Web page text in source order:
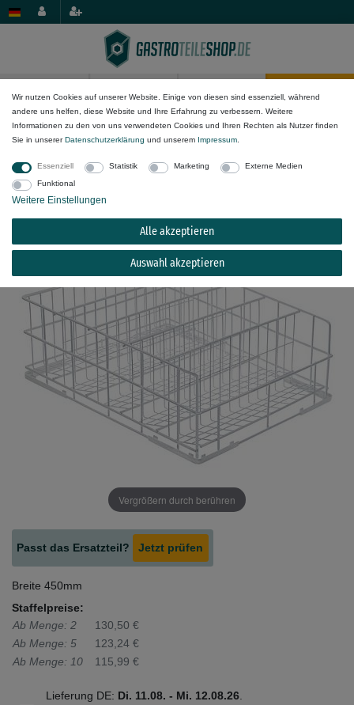
Mechanik-Komponenten
Spül- & Fritteusenkörbe
Gläserkorb Höhe 170mm Reihenabstand 80mm
5-reihig Länge 450mm
Vergrößern durch berühren
Passt das Ersatzteil? Jetzt prüfen
Breite 450mm
Staffelpreise:
Ab Menge: 2
130,50 €
Ab Menge: 5
123,24 €
Ab Menge: 10
115,99 €
Lieferung DE: Di. 11.08. - Mi. 12.08.26
Wir nutzen Cookies auf unserer Website. Einige von diesen sind essenziell, während
andere uns helfen, diese Website und Ihre Erfahrung zu verbessern. Weitere
Informationen zu den von uns verwendeten Cookies und Ihren Rechten als Nutzer finden
Sie in unsererDaten­schutz­erklärung und unserem Impressum
Essenziell Statistik Marketing
Externe Medien
Funktional
Weitere Einstellungen
Alle akzeptieren
Auswahl akzeptieren